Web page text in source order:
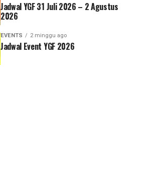
Jadwal YGF 31 Juli 2026 – 2 Agustus
2026
EVENTS 2 minggu ago
Jadwal Event YGF 2026